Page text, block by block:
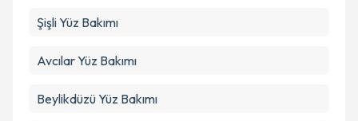
ŞişliYüz Bakımı
AvcılarYüz Bakımı
BeylikdüzüYüz Bakımı